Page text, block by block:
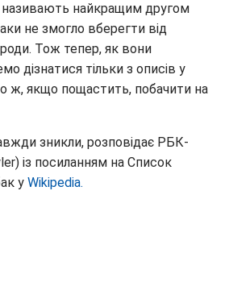
найкращим другом
не змогло вберегти від
Тож тепер, як вони
дізнатися тільки з описів у
ж, якщо пощастить, побачити на
зникли, розповідає РБК-
із посиланням на Список
у Wikipedia.